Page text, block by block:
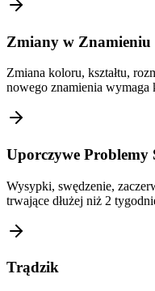
Zmiany w Znamieniu
Zmiana koloru, kształtu,
nowego znamienia wymaga
Uporczywe Problemy
Wysypki, swędzenie,
trwające dłużej niż 2
Trądzik